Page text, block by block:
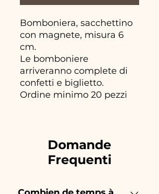
Bomboniera, sacchettino
con magnete, misura 6
cm.
Le bomboniere
arriveranno complete di
confetti e biglietto.
Ordine minimo 20 pezzi
Domande
Frequenti